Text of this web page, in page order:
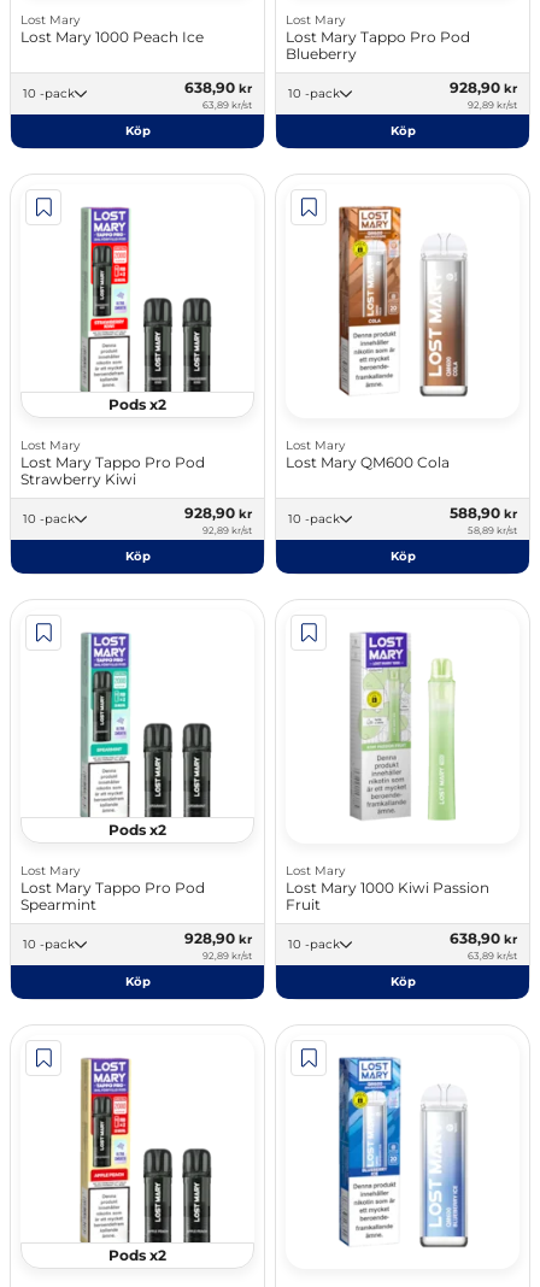
Lost Mary
Lost Mary 1000 Peach Ice
10 -pack 638,90 kr
63,89 kr/st
Köp
Lost Mary
Lost Mary Tappo Pro Pod
Blueberry
10 -pack 928,90 kr
92,89 kr/st
Köp
Pods x2
Lost Mary
Lost Mary Tappo Pro Pod
Strawberry Kiwi
10 -pack 928,90 kr
92,89 kr/st
Köp
Lost Mary
Lost Mary QM600 Cola
10 -pack 588,90 kr
58,89 kr/st
Köp
Pods x2
Lost Mary
Lost Mary Tappo Pro Pod
Spearmint
10 -pack 928,90 kr
92,89 kr/st
Köp
Lost Mary
Lost Mary 1000 Kiwi Passion
Fruit
10 -pack 638,90 kr
63,89 kr/st
Köp
Pods x2